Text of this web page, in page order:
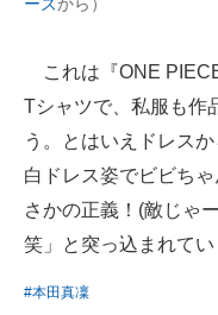
ーズから）
これは『ONE
Tシャツで、私服も作
う。とはいえドレス
白ドレス姿でビビち
さかの正義！(敵じゃ
笑」と突っ込まれてい
#本田真凜